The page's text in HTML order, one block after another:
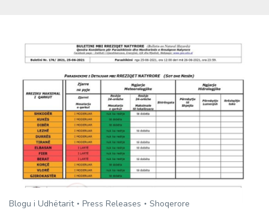
Blogu i Udhëtarit Press Releases Shoqerore